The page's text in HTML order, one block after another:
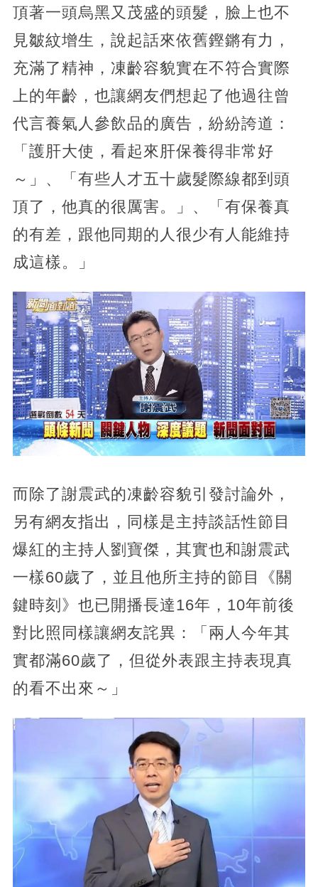
頂著一頭烏黑又茂盛的頭髮，臉上也不
見皺紋增生，說起話來依舊鏗鏘有力，
充滿了精神，凍齡容貌實在不符合實際
上的年齡，也讓網友們想起了他過往曾
代言養氣人參飲品的廣告，紛紛誇道：
「護肝大使，看起來肝保養得非常好
～」、「有些人才五十歲髮際線都到頭
頂了，他真的很厲害。」、「有保養真
的有差，跟他同期的人很少有人能維持
成這樣。」
而除了謝震武的凍齡容貌引發討論外，
另有網友指出，同樣是主持談話性節目
爆紅的主持人劉寶傑，其實也和謝震武
一樣60歲了，並且他所主持的節目《關
鍵時刻》也已開播長達16年，10年前後
對比照同樣讓網友詫異：「兩人今年其
實都滿60歲了，但從外表跟主持表現真
的看不出來～」